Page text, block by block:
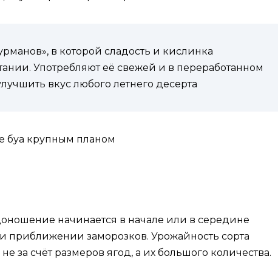
в которой сладость и кислинка
Употребляют её свежей и в переработанном
вкус любого летнего десерта
начинается в начале или в середине
приближении заморозков. Урожайность сорта
за счёт размеров ягод, а их большого количества.